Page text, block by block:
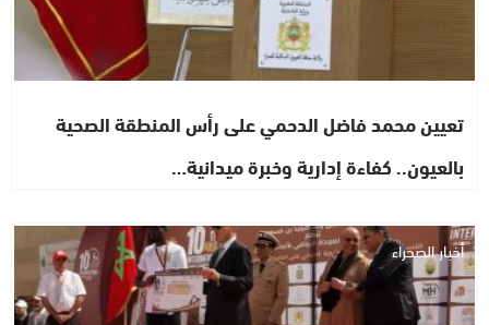
تعيين محمد فاضل الدحمي على رأس المنطقة الصحية
بالعيون.. كفاءة إدارية وخبرة ميدانية…
أخبار الصحراء